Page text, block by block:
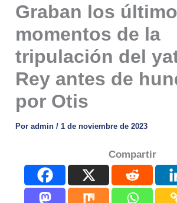
Graban los
momentos de la
tripulación del
Rey antes de
por Otis
Poradmin/ 1 de noviembre de 2023
Compartir